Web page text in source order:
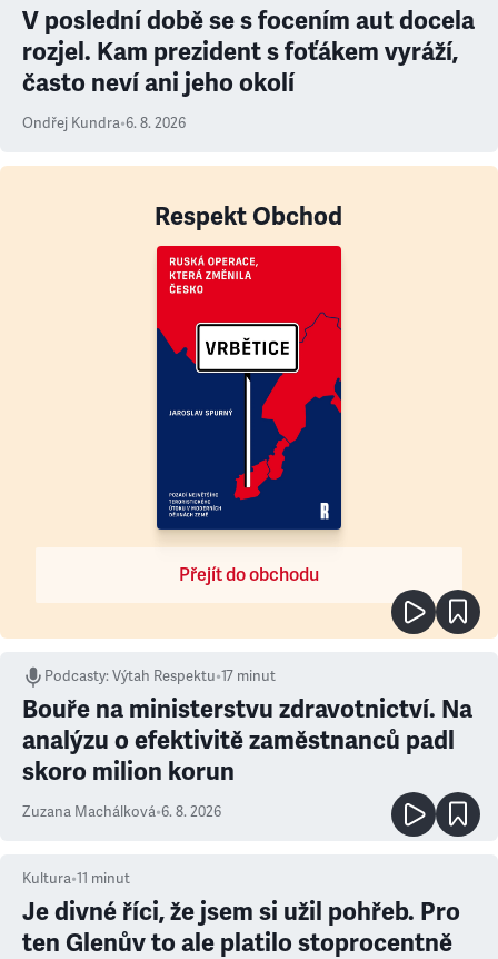
V poslední době se s focením aut docela
rozjel. Kam prezident s foťákem vyráží,
často neví ani jeho okolí
Ondřej Kundra•6. 8. 2026
Respekt Obchod
Přejít do obchodu
Podcasty:Výtah Respektu•17 minut
Bouře na ministerstvu zdravotnictví. Na
analýzu o efektivitě zaměstnanců padl
skoro milion korun
Zuzana Machálková•6. 8. 2026
Kultura•11 minut
Je divné říci, že jsem si užil pohřeb. Pro
ten Glenův to ale platilo stoprocentně